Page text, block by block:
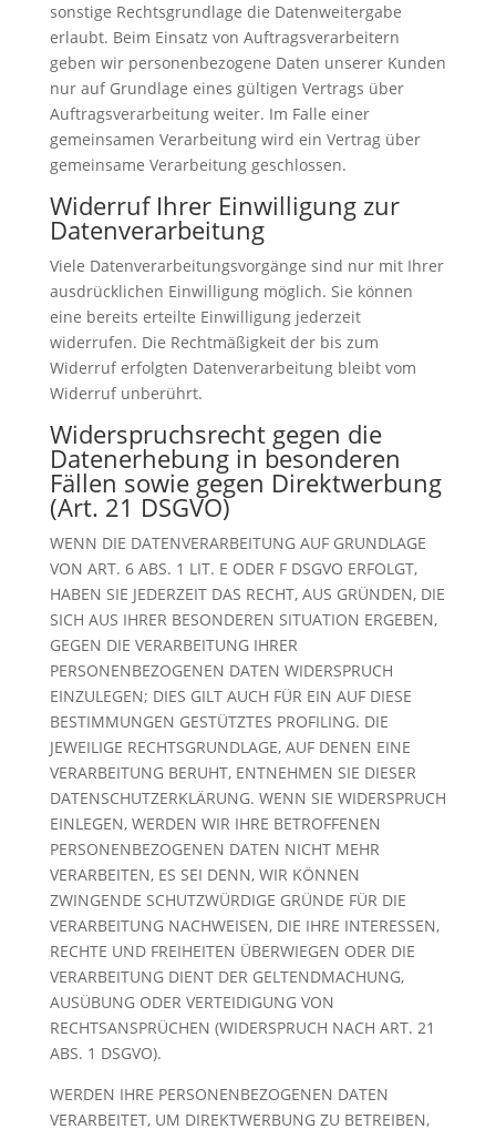
sonstige Rechtsgrundlage die Datenweitergabe
erlaubt. Beim Einsatz von Auftragsverarbeitern
geben wir personenbezogene Daten unserer Kunden
nur auf Grundlage eines gültigen Vertrags über
Auftragsverarbeitung weiter. Im Falle einer
gemeinsamen Verarbeitung wird ein Vertrag über
gemeinsame Verarbeitung geschlossen.
Widerruf Ihrer Einwilligung zur
Datenverarbeitung
Viele Datenverarbeitungsvorgänge sind nur mit Ihrer
ausdrücklichen Einwilligung möglich. Sie können
eine bereits erteilte Einwilligung jederzeit
widerrufen. Die Rechtmäßigkeit der bis zum
Widerruf erfolgten Datenverarbeitung bleibt vom
Widerruf unberührt.
Widerspruchsrecht gegen die
Datenerhebung in besonderen
Fällen sowie gegen Direktwerbung
(Art. 21 DSGVO)
WENN DIE DATENVERARBEITUNG AUF GRUNDLAGE
VON ART. 6 ABS. 1 LIT. E ODER F DSGVO ERFOLGT,
HABEN SIE JEDERZEIT DAS RECHT, AUS GRÜNDEN, DIE
SICH AUS IHRER BESONDEREN SITUATION ERGEBEN,
GEGEN DIE VERARBEITUNG IHRER
PERSONENBEZOGENEN DATEN WIDERSPRUCH
EINZULEGEN; DIES GILT AUCH FÜR EIN AUF DIESE
BESTIMMUNGEN GESTÜTZTES PROFILING. DIE
JEWEILIGE RECHTSGRUNDLAGE, AUF DENEN EINE
VERARBEITUNG BERUHT, ENTNEHMEN SIE DIESER
DATENSCHUTZERKLÄRUNG. WENN SIE WIDERSPRUCH
EINLEGEN, WERDEN WIR IHRE BETROFFENEN
PERSONENBEZOGENEN DATEN NICHT MEHR
VERARBEITEN, ES SEI DENN, WIR KÖNNEN
ZWINGENDE SCHUTZWÜRDIGE GRÜNDE FÜR DIE
VERARBEITUNG NACHWEISEN, DIE IHRE INTERESSEN,
RECHTE UND FREIHEITEN ÜBERWIEGEN ODER DIE
VERARBEITUNG DIENT DER GELTENDMACHUNG,
AUSÜBUNG ODER VERTEIDIGUNG VON
RECHTSANSPRÜCHEN (WIDERSPRUCH NACH ART. 21
ABS. 1 DSGVO).
WERDEN IHRE PERSONENBEZOGENEN DATEN
VERARBEITET, UM DIREKTWERBUNG ZU BETREIBEN,